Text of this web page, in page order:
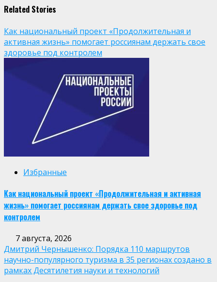
Related Stories
Как национальный проект «Продолжительная и
активная жизнь» помогает россиянам держать свое
здоровье под контролем
Избранные
Как национальный проект «Продолжительная и активная
жизнь» помогает россиянам держать свое здоровье под
контролем
7 августа, 2026
Дмитрий Чернышенко: Порядка 110 маршрутов
научно-популярного туризма в 35 регионах создано в
рамках Десятилетия науки и технологий